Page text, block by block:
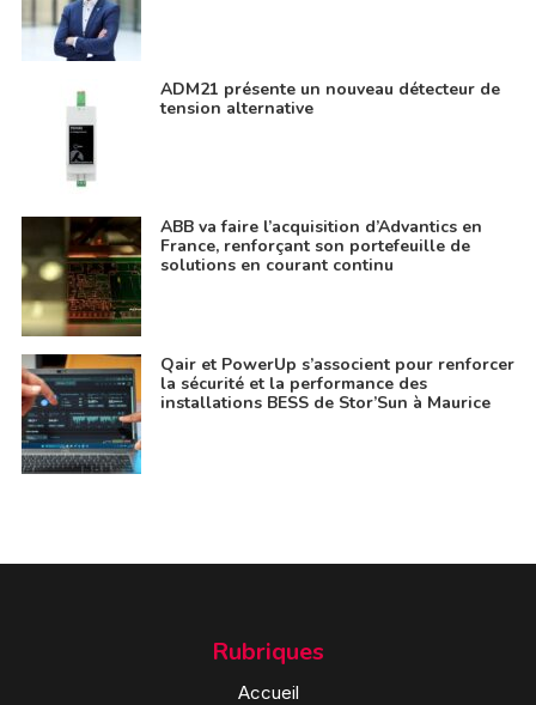
ADM21 présente un nouveau détecteur de
tension alternative
ABB va faire l’acquisition d’Advantics en
France, renforçant son portefeuille de
solutions en courant continu
Qair et PowerUp s’associent pour renforcer
la sécurité et la performance des
installations BESS de Stor’Sun à Maurice
Rubriques
Accueil